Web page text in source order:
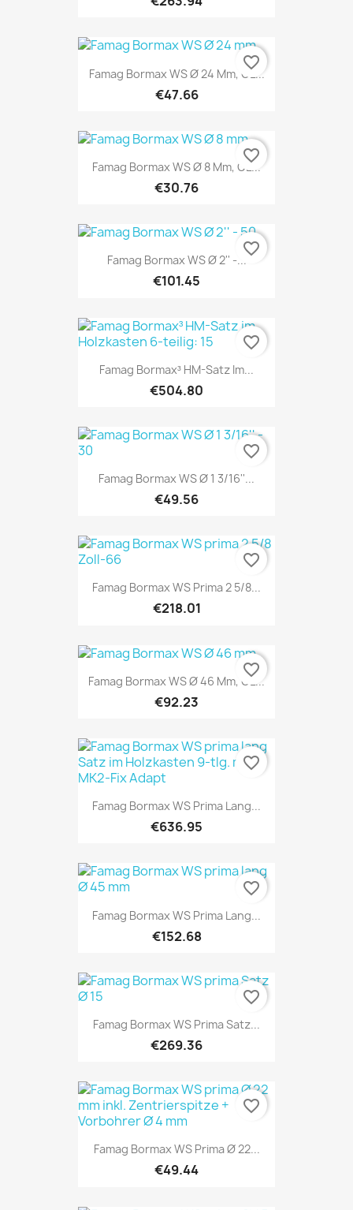
Famag Bormax WS Ø 24 Mm, GL...
€47.66
favorite_border
Famag Bormax WS Ø 8 Mm, GL...
€30.76
favorite_border
Famag Bormax WS Ø 2'' -...
€101.45
favorite_border
Famag Bormax³ HM-Satz Im...
€504.80
favorite_border
Famag Bormax WS Ø 1 3/16''...
€49.56
favorite_border
Famag Bormax WS Prima 2 5/8...
€218.01
favorite_border
Famag Bormax WS Ø 46 Mm, GL...
€92.23
favorite_border
Famag Bormax WS Prima Lang...
€636.95
favorite_border
Famag Bormax WS Prima Lang...
€152.68
favorite_border
Famag Bormax WS Prima Satz...
€269.36
favorite_border
Famag Bormax WS Prima Ø 22...
€49.44
favorite_border